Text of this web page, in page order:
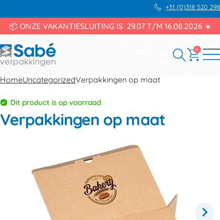
+31 (0)318 520 298
📦 ONZE VAKANTIESLUITING IS 29.07 T/M 16.08.2026 ☀️
0
HomeUncategorizedVerpakkingen op maat
Dit product is op voorraad
Verpakkingen op maat